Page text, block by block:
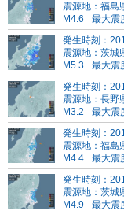
震源地：福島
M4.6
最大震
発生時刻：
震源地：茨城
M5.3
最大震
発生時刻：
震源地：長野
M3.2
最大震
発生時刻：
震源地：福島
M4.4
最大震
発生時刻：
震源地：茨城
M4.9
最大震